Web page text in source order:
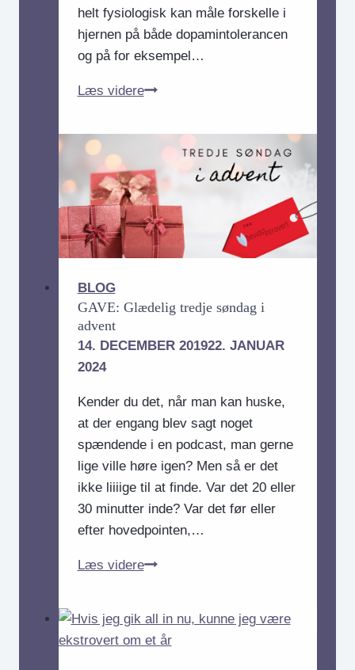
helt fysiologisk kan måle forskelle i
hjernen på både dopamintolerancen
og på for eksempel…
Læs videreIntrovert
ekstrovert:
Din
personlighed
kan
måles
i
hjernen
BLOG
GAVE: Glædelig tredje søndag i
advent
14. DECEMBER 201922. JANUAR
2024
Kender du det, når man kan huske,
at der engang blev sagt noget
spændende i en podcast, man gerne
lige ville høre igen? Men så er det
ikke liiiige til at finde. Var det 20 eller
30 minutter inde? Var det før eller
efter hovedpointen,…
Læs videreGAVE:
søndag
i